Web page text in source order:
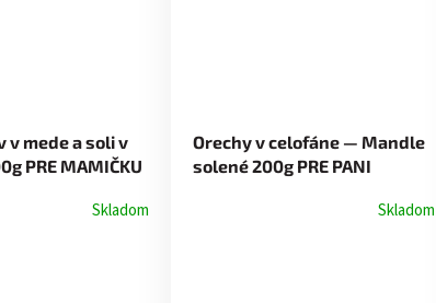
v mede a soli v
PRE MAMIČKU
Skladom
Orechy v celofáne — Mandle
solené 200g PRE PANI
Skladom